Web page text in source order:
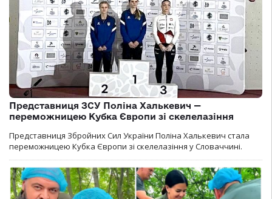
Представниця ЗСУ Поліна Халькевич —
переможницею Кубка Європи зі скелелазіння
Представниця Збройних Сил України Поліна Халькевич стала
переможницею Кубка Європи зі скелелазіння у Словаччині.